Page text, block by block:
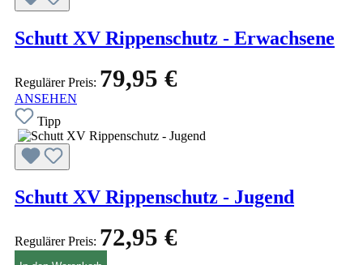
Schutt XV Rippenschutz - Erwachsene
Regulärer Preis: 79,95 €
ANSEHEN
Tipp
Schutt XV Rippenschutz - Jugend
Regulärer Preis: 72,95 €